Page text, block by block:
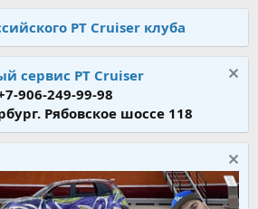
PT Cruiser клуба
сервис PT Cruiser
906-249-99-98
Рябовское шоссе 118